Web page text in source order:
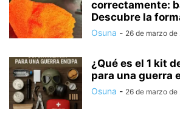
correctamente:
Descubre la
Osuna - 26 de marzo de
¿Qué es el 1 kit
para una guerra
Osuna - 26 de marzo de